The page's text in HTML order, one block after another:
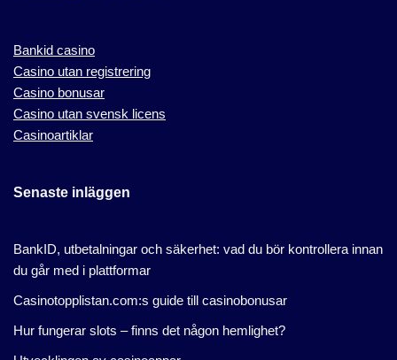
Bankid casino
Casino utan registrering
Casino bonusar
Casino utan svensk licens
Casinoartiklar
Senaste inläggen
BankID, utbetalningar och säkerhet: vad du bör kontrollera innan
du går med i plattformar
Casinotopplistan.com:s guide till casinobonusar
Hur fungerar slots – finns det någon hemlighet?